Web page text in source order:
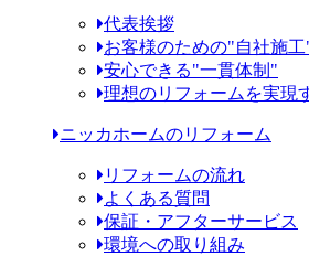
代表挨拶
お客様のための"自社施工
安心できる"一貫体制"
理想のリフォームを実現
ニッカホームのリフォーム
リフォームの流れ
よくある質問
保証・アフターサービス
環境への取り組み